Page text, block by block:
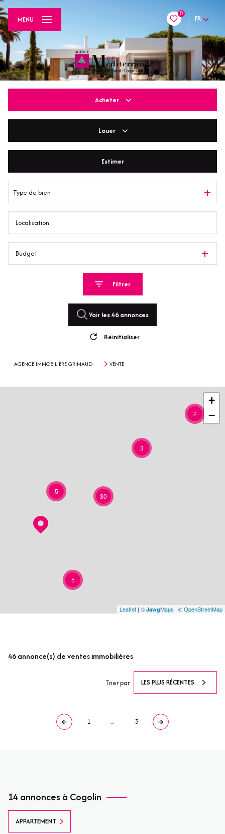
0
FR
MENU
Acheter
De l'immo pro
Louer
Estimer
Type de bien
Budget
Filtrer
Voir les46annonces
Réinitialiser
AGENCE IMMOBILIÈRE GRIMAUD VENTE
2
5
3
5
30
+
−
Leaflet | © JawgMaps | © OpenStreetMap
46annonce(s) de ventes immobilières
Trier par LES PLUS RÉCENTES
1 ... 3
14 annonces à Cogolin
APPARTEMENT